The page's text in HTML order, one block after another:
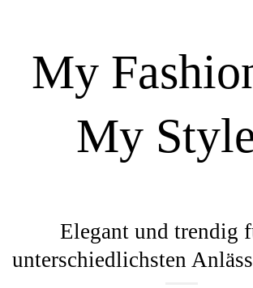
My
My
i
Elegant und trendig
unterschiedlichsten